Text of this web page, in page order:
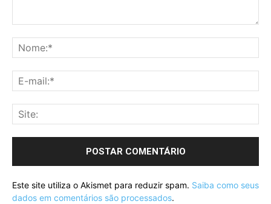
Este site utiliza o Akismet para reduzir spam. Saiba como seus
dados em comentários são processados.